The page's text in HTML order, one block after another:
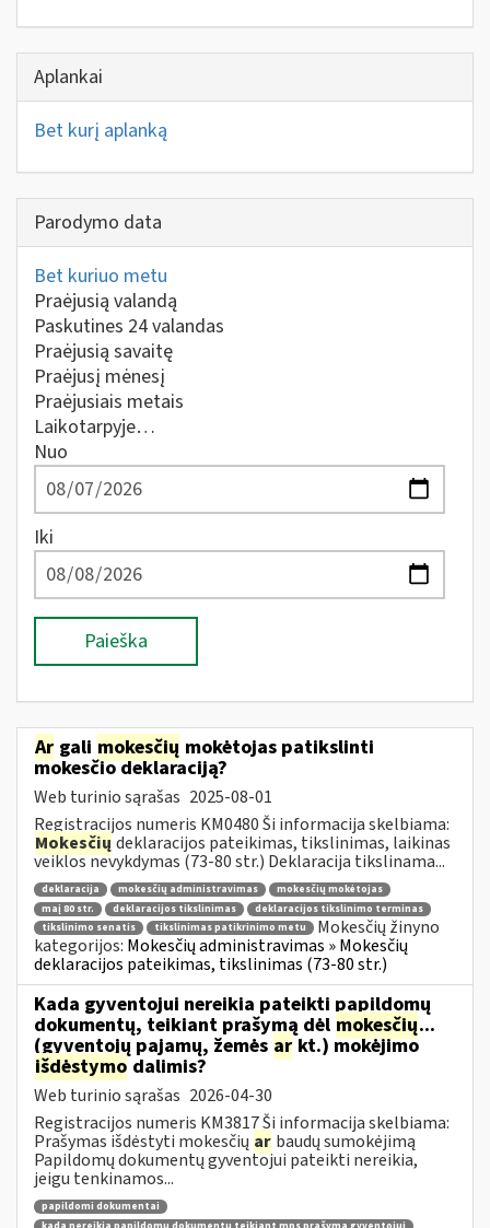
Aplankai
Bet kurį aplanką
Parodymo data
Bet kuriuo metu
Praėjusią valandą
Paskutines 24 valandas
Praėjusią savaitę
Praėjusį mėnesį
Praėjusiais metais
Laikotarpyje…
Nuo
Iki
Paieška
Ar gali mokesčių mokėtojas patikslinti
mokesčio deklaraciją?
Web turinio sąrašas 2025-08-01
Registracijos numeris KM0480 Ši informacija skelbiama:
Mokesčių deklaracijos pateikimas, tikslinimas, laikinas
veiklos nevykdymas (73-80 str.) Deklaracija tikslinama...
deklaracija mokesčių administravimas
mokesčių mokėtojas
maį 80 str.
deklaracijos tikslinimas
deklaracijos tikslinimo terminas
tikslinimo senatis
tikslinimas patikrinimo metu
Mokesčių žinyno
kategorijos: Mokesčių administravimas » Mokesčių
deklaracijos pateikimas, tikslinimas (73-80 str.)
Kada gyventojui nereikia pateikti papildomų
dokumentų, teikiant prašymą dėl mokesčių...
(gyventojų pajamų, žemės ar kt.) mokėjimo
išdėstymo dalimis?
Web turinio sąrašas 2026-04-30
Registracijos numeris KM3817 Ši informacija skelbiama:
Prašymas išdėstyti mokesčių ar baudų sumokėjimą
Papildomų dokumentų gyventojui pateikti nereikia,
jeigu tenkinamos...
papildomi dokumentai